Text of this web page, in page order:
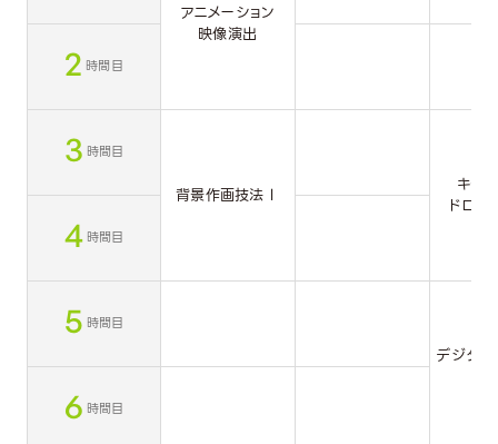
アニメーション
映像演出
2 時間目
3 時間目
背景作画技法Ⅰ
キャ
ドロ
4 時間目
5 時間目
デジタル
6 時間目